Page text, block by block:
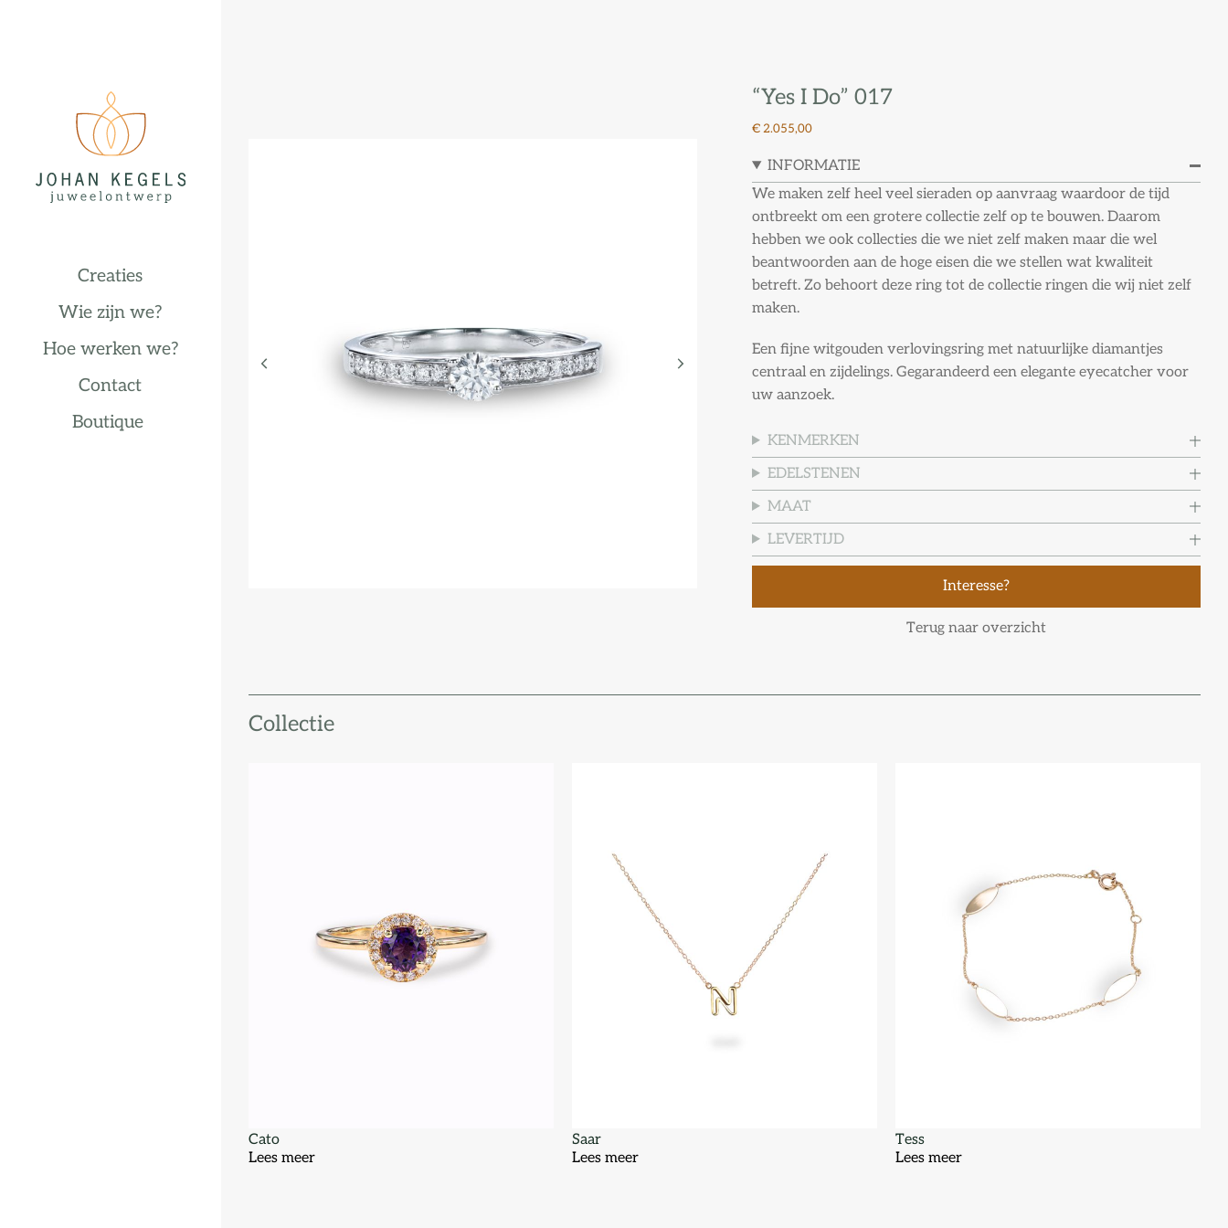
Creaties
Wie zijn we?
Hoe werken we?
Contact
Boutique
“Yes I Do” 017
€ 2.055,00
INFORMATIE
We maken zelf heel veel sieraden op aanvraag waardoor de tijd
ontbreekt om een grotere collectie zelf op te bouwen. Daarom
hebben we ook collecties die we niet zelf maken maar die wel
beantwoorden aan de hoge eisen die we stellen wat kwaliteit
betreft. Zo behoort deze ring tot de collectie ringen die wij niet zelf
maken.
Een fijne witgouden verlovingsring met natuurlijke diamantjes
centraal en zijdelings. Gegarandeerd een elegante eyecatcher voor
uw aanzoek.
KENMERKEN
EDELSTENEN
MAAT
LEVERTIJD
Interesse?
Terug naar overzicht
Collectie
Cato
Lees meer
Saar
Lees meer
Tess
Lees meer